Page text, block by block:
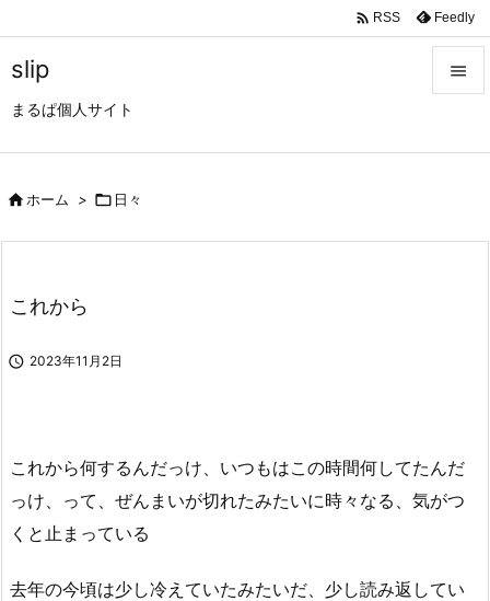
slip
まるぱ個人サイト

 RSS Feedly
ホーム >  日々
これから
 2023年11月2日
これから何するんだっけ、いつもはこの時間何してたんだ
っけ、って、ぜんまいが切れたみたいに時々なる、気がつ
くと止まっている
去年の今頃は少し冷えていたみたいだ、少し読み返してい